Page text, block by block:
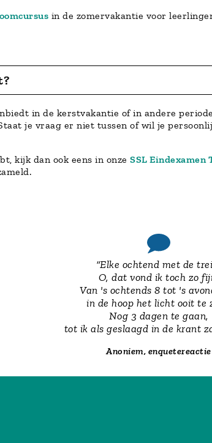
in de zomervakantie voor
in de kerstvakantie of in andere
je vraag er niet tussen of wil je
kijk dan ook eens in onze SSL Eindexamen
“Elke ochtend met de
O, dat vond ik toch zo
Van 's ochtends 8 tot 's
in de hoop het licht ooit te
Nog 3 dagen te gaan,
tot ik als geslaagd in de krant
Anoniem, enquetereactie